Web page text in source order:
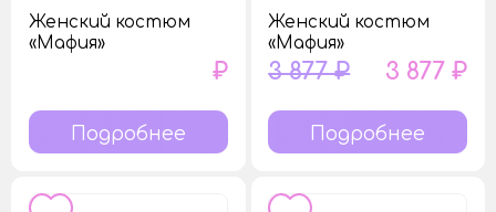
Женский костюм
«Мафия»
₽
Подробнее
Женский костюм
«Мафия»
3 877 ₽ 3 877 ₽
Подробнее